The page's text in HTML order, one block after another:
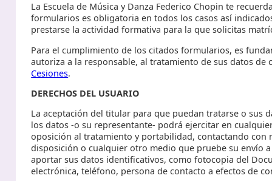
La Escuela de Música y Danza Federico Chopin te
formularios es obligatoria en todos los casos así
prestarse la actividad formativa para la que solicitas
Para el cumplimiento de los citados formularios, es
autoriza a la responsable, al tratamiento de sus datos
Cesiones.
DERECHOS DEL USUARIO
La aceptación del titular para que puedan tratarse o sus
los datos -o su representante- podrá ejercitar en
oposición al tratamiento y portabilidad, contactando
disposición o cualquier otro medio que pruebe su envío
aportar sus datos identificativos, como fotocopia del
electrónica, teléfono, persona de contacto a efectos de